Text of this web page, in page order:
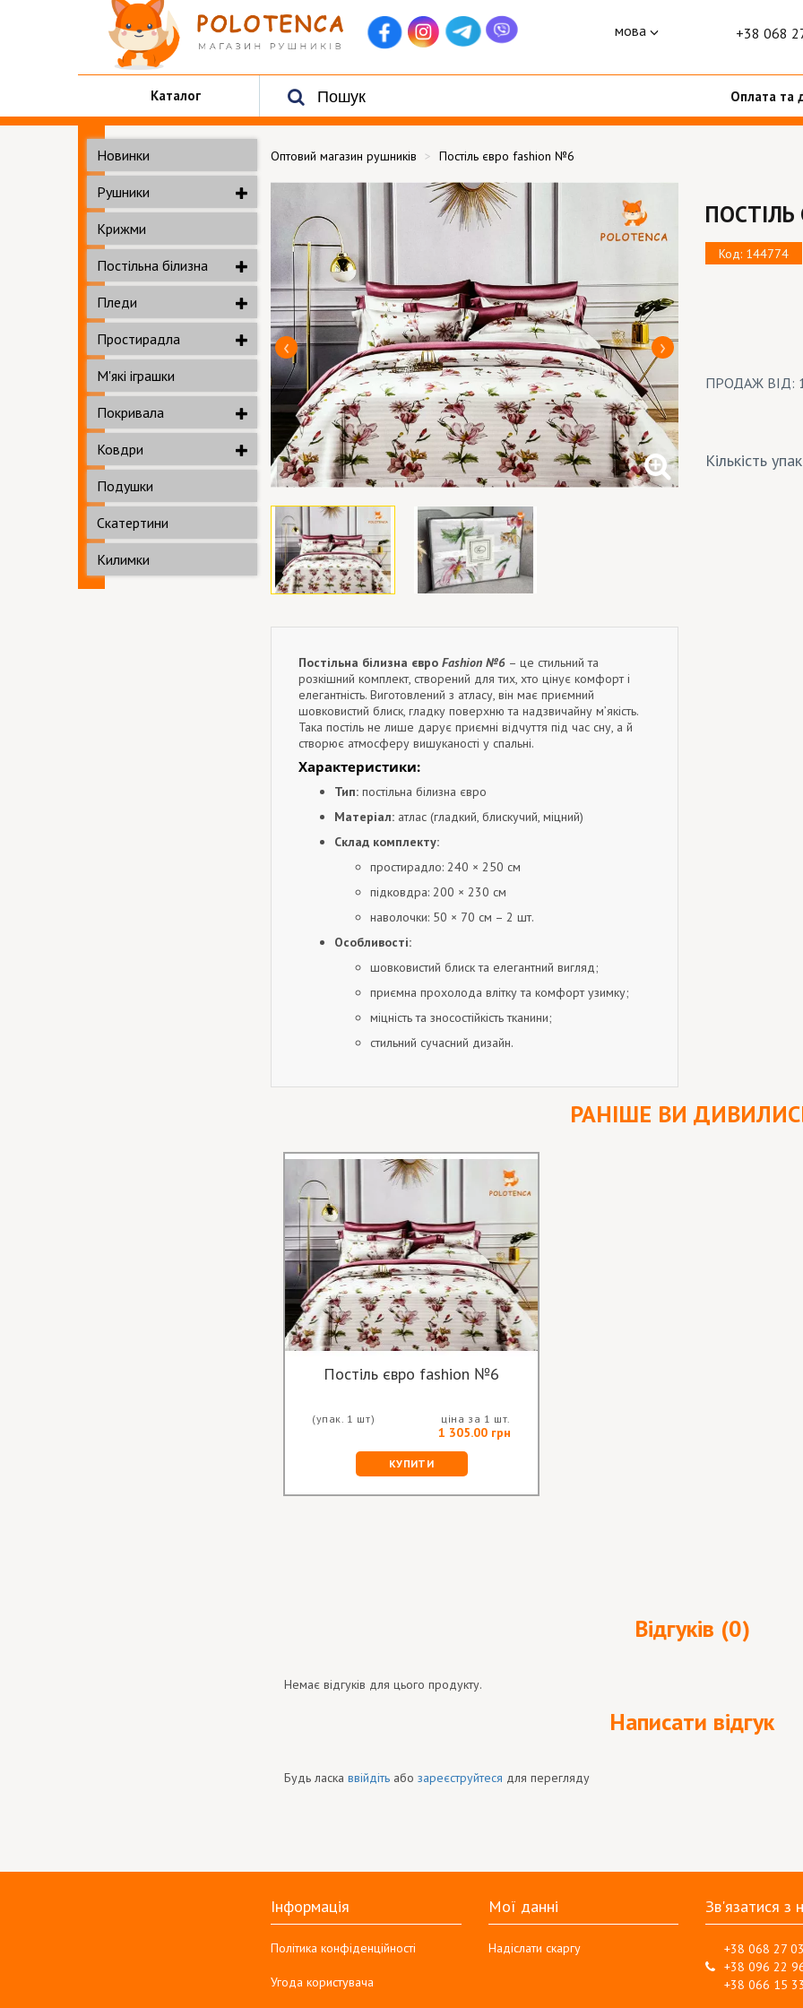
мова +38 068
Каталог Оплата та
Новинки
Рушники
Крижми
Постільна білизна
Пледи
Простирадла
М'які іграшки
Покривала
Ковдри
Подушки
Скатертини
Килимки
Оптовий магазин рушників Постіль євро fashion №6
Постільна білизна євро Fashion №6 – це стильний та
розкішний комплект, створений для тих, хто цінує комфорт і
елегантність. Виготовлений з атласу, він має приємний
шовковистий блиск, гладку поверхню та надзвичайну м’якість.
Така постіль не лише дарує приємні відчуття під час сну, а й
створює атмосферу вишуканості у спальні.
Характеристики:
Тип: постільна білизна євро
Матеріал: атлас (гладкий, блискучий, міцний)
Склад комплекту:
простирадло: 240 × 250 см
підковдра: 200 × 230 см
наволочки: 50 × 70 см – 2 шт.
Особливості:
шовковистий блиск та елегантний вигляд;
приємна прохолода влітку та комфорт узимку;
міцність та зносостійкість тканини;
стильний сучасний дизайн.
ПОСТІЛЬ
Код: 144774
ПРОДАЖ ВІД:
Кількість
РАНІШЕ ВИ
Постіль євро fashion №6
(упак. 1 шт) ціна за 1 шт.
1 305.00 грн
КУПИТИ
Відгуків (0)
Немає відгуків для цього продукту.
Написати відгук
Будь ласка ввійдіть або зареєструйтеся для перегляду
Інформація
Політика конфіденційності
Угода користувача
Мої данні
Надіслати скаргу
Зв'язатися з
+38 068 27
+38 096 22
+38 066 15